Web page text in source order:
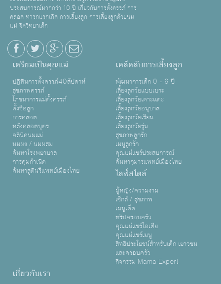
ประสบการณ์มากกว่า 10 ปี เกี่ยวกับการตั้งครรภ์ การ
คลอด ทารกแรกเกิด การเลี้ยงลูก การเลี้ยงลูกด้วยนม
แม่ จิตวิทยาเด็ก
เตรียมเป็นคุณแม่
ปฏิทินการตั้งครรภ์40สัปดาห์
สุขภาพครรภ์
โภชนาการแม่ตั้งครรภ์
ตั้งชื่อลูก
การคลอด
หลังคลอดบุตร
คลินิคนมแม่
นมผง / นมผสม
ค้นหาโรงพยาบาล
การคุมกำเนิด
ค้นหาสูตินรีแพทย์เมืองไทย
เคล็ดลับการเลี้ยงลูก
พัฒนาการเด็ก 0 - 6 ปี
เลี้ยงลูกวัยแบบเบาะ
เลี้ยงลูกวัยเตาะเเตะ
เลี้ยงลูกวัยอนุบาล
เลี้ยงลูกวัยเรียน
เลี้ยงลูกวัยรุ่น
สุขภาพลูกรัก
เมนูลูกรัก
คุณแม่แชร์ประสบการณ์
ค้นหากุมารแพทย์เมืองไทย
ไลฟ์สไตล์
ผู้หญิง/ความงาม
เซ็กส์ / สุขภาพ
เมนูเด็ด
ทริปครอบครัว
คุณแม่แชร์ไอเดีย
คุณแม่แชร์เมนู
สิทธิประโยชน์สำหรับเด็ก เยาวชน
และครอบครัว
กิจกรรม Mama Expert
เกี่ยวกับเรา